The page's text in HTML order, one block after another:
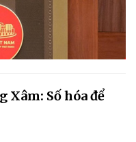
Xâm: Số hóa để